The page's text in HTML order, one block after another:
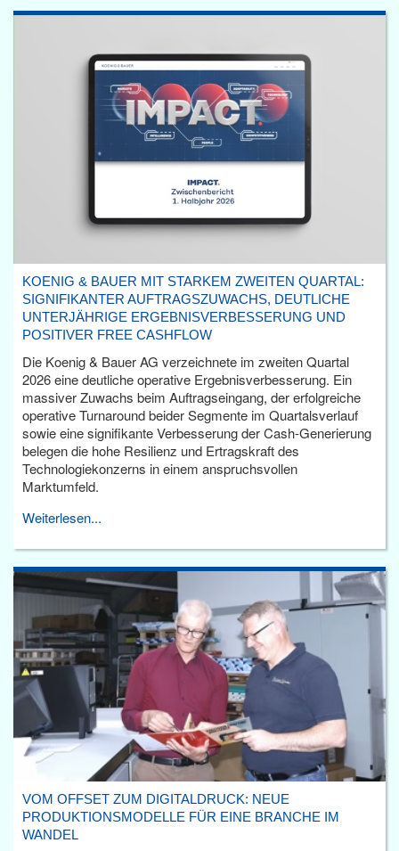
KOENIG & BAUER MIT STARKEM ZWEITEN QUARTAL:
SIGNIFIKANTER AUFTRAGSZUWACHS, DEUTLICHE
UNTERJÄHRIGE ERGEBNISVERBESSERUNG UND
POSITIVER FREE CASHFLOW
Die Koenig & Bauer AG verzeichnete im zweiten Quartal
2026 eine deutliche operative Ergebnisverbesserung. Ein
massiver Zuwachs beim Auftragseingang, der erfolgreiche
operative Turnaround beider Segmente im Quartalsverlauf
sowie eine signifikante Verbesserung der Cash-Generierung
belegen die hohe Resilienz und Ertragskraft des
Technologiekonzerns in einem anspruchsvollen
Marktumfeld.
Weiterlesen...
VOM OFFSET ZUM DIGITALDRUCK: NEUE
PRODUKTIONSMODELLE FÜR EINE BRANCHE IM
WANDEL